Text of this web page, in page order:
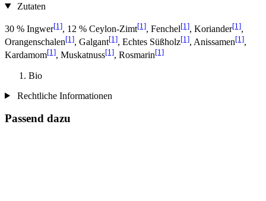
Zutaten
30 % Ingwer[1], 12 % Ceylon-Zimt[1], Fenchel[1], Koriander[1],
Orangenschalen[1], Galgant[1], Echtes Süßholz[1], Anissamen[1],
Kardamom[1], Muskatnuss[1], Rosmarin[1]
Bio
Rechtliche Informationen
Passend dazu